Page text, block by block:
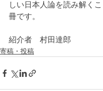
しい日本人論を読み解く
冊です。
紹介者　村田達郎
寄稿・投稿